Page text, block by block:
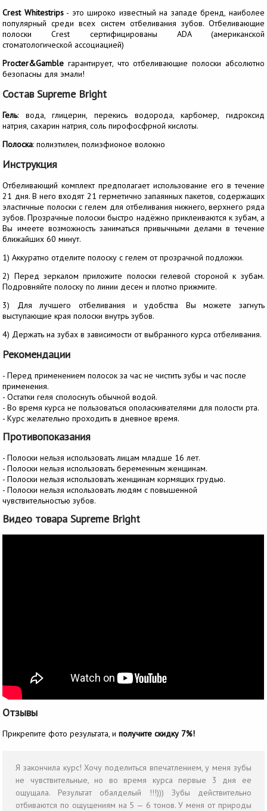
Crest Whitestrips- это широко известный на западе бренд, наиболее
популярный среди всех систем отбеливания зубов. Отбеливающие
полоски Crest сертифицированы ADA (американской
стоматологической ассоциацией)
Procter&Gamble гарантирует, что отбеливающие полоски абсолютно
безопасны для эмали!
Состав Supreme Bright
Гель: вода, глицерин, перекись водорода, карбомер, гидроксид
натрия, сахарин натрия, соль пирофосфрной кислоты.
Полоска: полиэтилен, полиэфионое волокно
Инструкция
Отбеливающий комплект предполагает использование его в течение
21 дня. В него входят 21 герметично запаянных пакетов, содержащих
эластичные полоски с гелем для отбеливания нижнего, верхнего ряда
зубов. Прозрачные полоски быстро надёжно приклеиваются к зубам, а
Вы имеете возможность заниматься привычными делами в течение
ближайших 60 минут.
1) Аккуратно отделите полоску с гелем от прозрачной подложки.
2) Перед зеркалом приложите полоски гелевой стороной к зубам.
Подровняйте полоску по линии десен и плотно прижмите.
3) Для лучшего отбеливания и удобства Вы можете загнуть
выступающие края полоски внутрь зубов.
4) Держать на зубах в зависимости от выбранного курса отбеливания.
Рекомендации
- Перед применением полосок за час не чистить зубы и час после
применения.
- Остатки геля сполоснуть обычной водой.
- Во время курса не пользоваться ополаскивателями для полости рта.
- Курс желательно проходить в дневное время.
Противопоказания
- Полоски нельзя использовать лицам младше 16 лет.
- Полоски нельзя использовать беременным женщинам.
- Полоски нельзя использовать женщинам кормящих грудью.
- Полоски нельзя использовать людям с повышенной
чувствительностью зубов.
Видео товара Supreme Bright
Отзывы
Прикрепите фото результата, иполучите скидку 7%!
Я закончила курс! Хочу поделиться впечатлением, у меня зубы
не чувствительные, но во время курса первые 3 дня ее
ощущала. Результат обалделый !!!))) Зубы действительно
отбиваются по ощущениям на 5 — 6 тонов. У меня от природы